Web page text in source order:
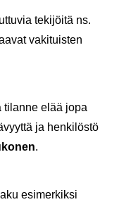
te­ki­jöi­tä ns.
va­ki­tuis­ten
ti­lan­ne elää jopa
ja hen­ki­lös­tö
.
esi­mer­kik­si